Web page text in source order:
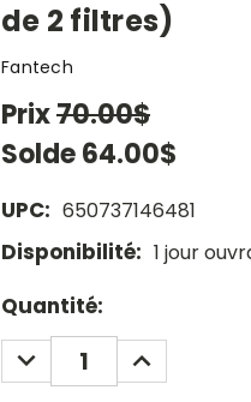
de 2 filtres)
Fantech
Prix70.00$
Solde64.00$
UPC: 650737146481
Disponibilité: 1 jour
Current
Stock:
Quantité:
DECREASE
QUANTITY:
INCREASE
QUANTITY: